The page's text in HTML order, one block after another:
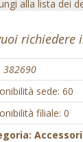
alla lista dei
382690
sede: 60
filiale: 0